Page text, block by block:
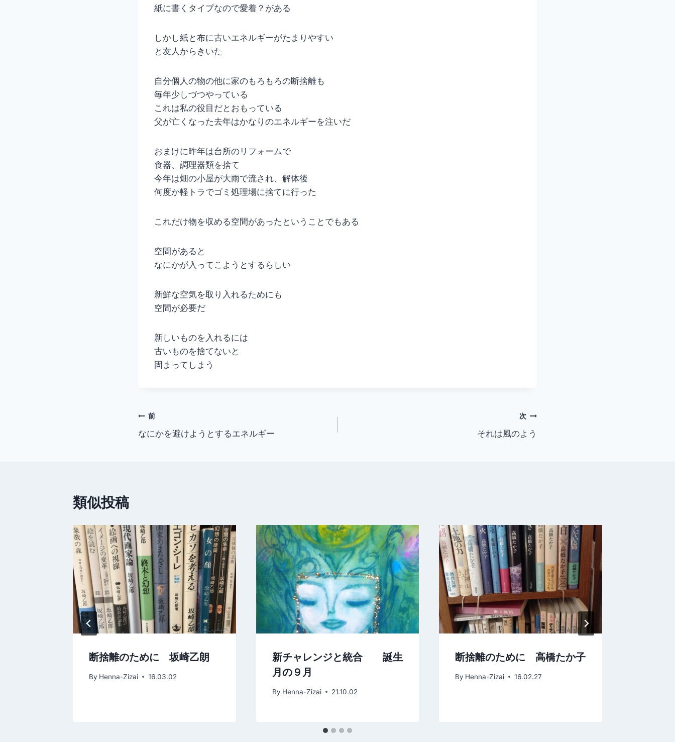
紙に書くタイプなので愛着？がある
しかし紙と布に古いエネルギーがたまりやすい
と友人からきいた
自分個人の物の他に家のもろもろの断捨離も
毎年少しづつやっている
これは私の役目だとおもっている
父が亡くなった去年はかなりのエネルギーを注いだ
おまけに昨年は台所のリフォームで
食器、調理器類を捨て
今年は畑の小屋が大雨で流され、解体後
何度か軽トラでゴミ処理場に捨てに行った
これだけ物を収める空間があったということでもある
空間があると
なにかが入ってこようとするらしい
新鮮な空気を取り入れるためにも
空間が必要だ
新しいものを入れるには
古いものを捨てないと
固まってしまう
投
稿
ー
シ
ョ
ン
前
なにかを避けようとするエネルギー
次
それは風のよう
類似投稿
断捨離のために 坂崎乙朗
By Henna-Zizai 16.03.02
新チャレンジと統合 誕生
月の９月
By Henna-Zizai 21.10.02
断捨離のために 高橋たか子
By Henna-Zizai 16.02.27